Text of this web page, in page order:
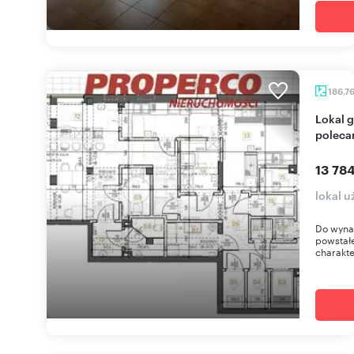
Lokal gastronomiczny 187m² w centrum Kielc -
13
lokal
Do